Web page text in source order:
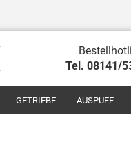
Tel. 08141/
GETRIEBE AUSPUFF